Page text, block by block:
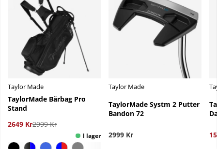
Taylor Made
TaylorMade Bärbag Pro
Stand
2649 Kr2999 Kr
Taylor Made
TaylorMade Systm 2 Putter
Bandon 72
2999 Kr